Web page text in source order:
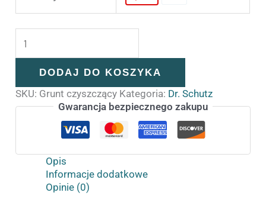
DODAJ DO KOSZYKA
SKU: Grunt czyszczący Kategoria: Dr. Schutz
Gwarancja bezpiecznego zakupu
Opis
Informacje dodatkowe
Opinie (0)